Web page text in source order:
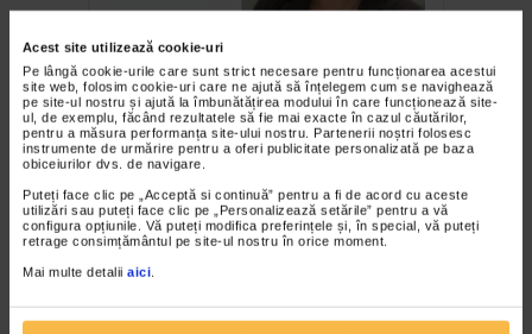
Acest site utilizează cookie-uri
Pe lângă cookie-urile care sunt strict necesare pentru funcționarea acestui
site web, folosim cookie-uri care ne ajută să înțelegem cum se navighează
pe site-ul nostru și ajută la îmbunătățirea modului în care funcționează site-
ul, de exemplu, făcând rezultatele să fie mai exacte în cazul căutărilor,
pentru a măsura performanța site-ului nostru. Partenerii noștri folosesc
instrumente de urmărire pentru a oferi publicitate personalizată pe baza
obiceiurilor dvs. de navigare.
Puteți face clic pe „Acceptă si continuă” pentru a fi de acord cu aceste
utilizări sau puteți face clic pe „Personalizează setările” pentru a vă
configura opțiunile. Vă puteți modifica preferințele și, în special, vă puteți
retrage consimțământul pe site-ul nostru în orice moment.
Mai multe detalii aici.
Luminita Gliga sustine
Campania Romania, tara
inimilor mari